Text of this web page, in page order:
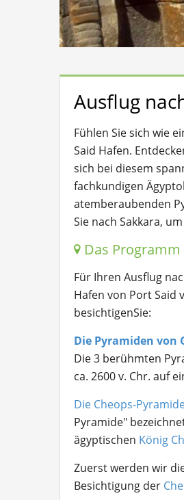
Ausflug
Fühlen Sie sich wie
Said Hafen.
sich bei diesem
fachkundigen
atemberaubenden
Sie nach Sakkara,
Das Programm
Für Ihren Ausflug
Hafen von Port Said
besichtigenSie:
Die Pyramiden von
Die 3 berühmten
ca. 2600 v. Chr. auf
Die Cheops-
Pyramide"
ägyptischen König
Zuerst werden wir
Besichtigung der